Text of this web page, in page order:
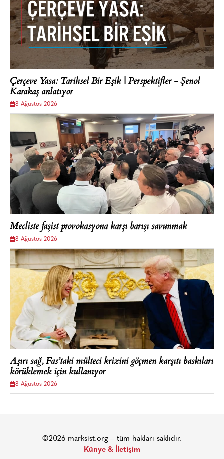
Çerçeve Yasa: Tarihsel Bir Eşik | Perspektifler - Şenol
Karakaş anlatıyor
8 Ağustos 2026
Mecliste faşist provokasyona karşı barışı savunmak
8 Ağustos 2026
Aşırı sağ, Fas’taki mülteci krizini göçmen karşıtı baskıları
körüklemek için kullanıyor
8 Ağustos 2026
©2026 marksist.org – tüm hakları saklıdır.
Künye & İletişim